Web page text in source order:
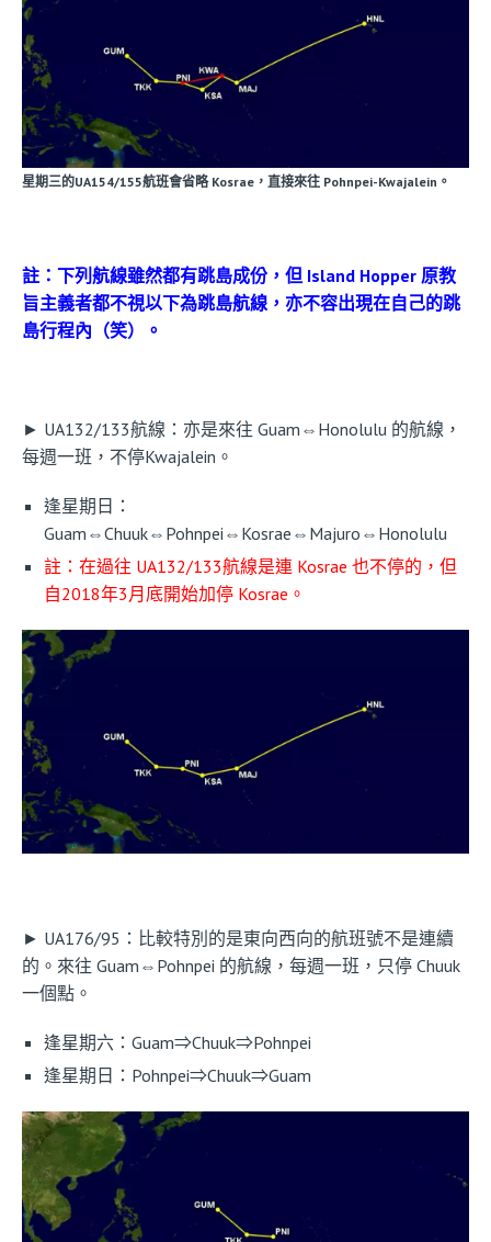
星期三的UA154/155航班會省略 Kosrae，直接來往 Pohnpei-Kwajalein。
註：下列航線雖然都有跳島成份，但 Island Hopper 原教
旨主義者都不視以下為跳島航線，亦不容出現在自己的跳
島行程內（笑）。
► UA132/133航線：亦是來往 Guam⇔Honolulu 的航線，
每週一班，不停Kwajalein。
逢星期日：
Guam⇔Chuuk⇔Pohnpei⇔Kosrae⇔Majuro⇔Honolulu
註：在過往 UA132/133航線是連 Kosrae 也不停的，但
自2018年3月底開始加停 Kosrae。
► UA176/95：比較特別的是東向西向的航班號不是連續
的。來往 Guam⇔Pohnpei 的航線，每週一班，只停 Chuuk
一個點。
逢星期六：Guam⇒Chuuk⇒Pohnpei
逢星期日：Pohnpei⇒Chuuk⇒Guam